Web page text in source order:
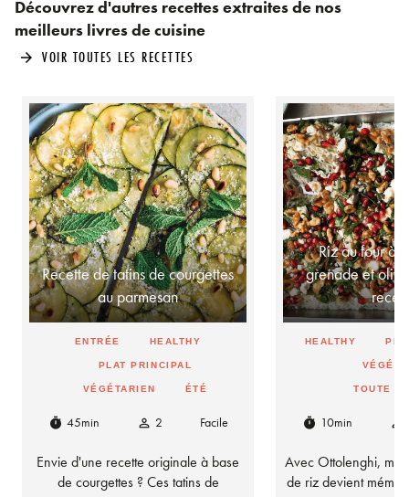
Découvrez d'autres recettes extraites de nos
meilleurs livres de cuisine
arrow_forward VOIR TOUTES LES RECETTES
Recette de tatins de courgettes
au parmesan
ENTRÉE HEALTHY
PLAT PRINCIPAL
VÉGÉTARIEN ÉTÉ
timer 45min person_outline 2 Facile
Envie d'une recette originale à base
de courgettes ? Ces tatins de
Riz au four à
grenade et
HEALTHY
TOUTE
timer 10min person_outline
Avec Ottolenghi,
de riz devient